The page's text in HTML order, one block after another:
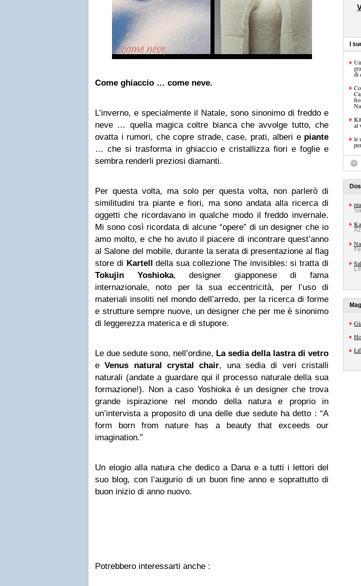
Come ghiaccio … come neve.
L’inverno, e specialmente il Natale, sono sinonimo di freddo e
neve … quella magica coltre bianca che avvolge tutto, che
ovatta i rumori, che copre strade, case, prati, alberi e piante
… che si trasforma in ghiaccio e cristallizza fiori e foglie e
sembra renderli preziosi diamanti.
Per questa volta, ma solo per questa volta, non parlerò di
similitudini tra piante e fiori, ma sono andata alla ricerca di
oggetti che ricordavano in qualche modo il freddo invernale.
Mi sono così ricordata di alcune “opere” di un designer che io
amo molto, e che ho avuto il piacere di incontrare quest’anno
al Salone del mobile, durante la serata di presentazione al flag
store di Kartell della sua collezione The invisibles: si tratta di
Tokujin Yoshioka, designer giapponese di fama
internazionale, noto per la sua eccentricità, per l’uso di
materiali insoliti nel mondo dell’arredo, per la ricerca di forme
e strutture sempre nuove, un designer che per me è sinonimo
di leggerezza materica e di stupore.
Le due sedute sono, nell’ordine, La sedia della lastra di vetro
eVenus natural crystal chair, una sedia di veri cristalli
naturali (andate a guardare qui il processo naturale della sua
formazione!). Non a caso Yoshioka è un designer che trova
grande ispirazione nel mondo della natura e proprio in
un’intervista a proposito di una delle due sedute ha detto : “A
form born from nature has a beauty that exceeds our
imagination.”
Un elogio alla natura che dedico a Dana e a tutti i lettori del
suo blog, con l’augurio di un buon fine anno e soprattutto di
buon inizio di anno nuovo.
Potrebbero interessarti anche :
I
di
al
le